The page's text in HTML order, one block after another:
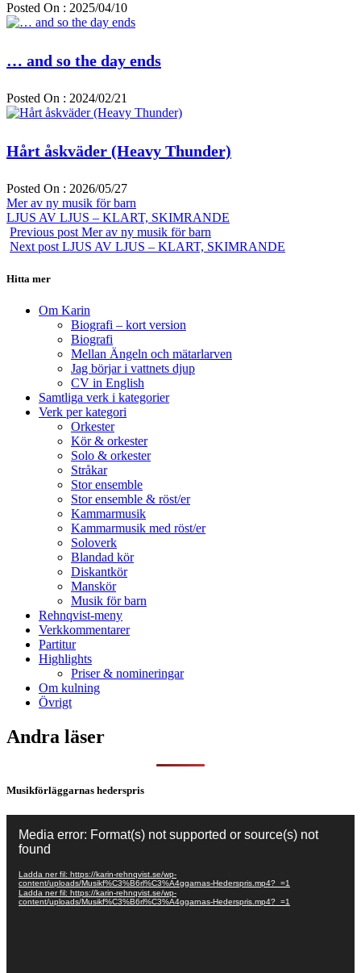
Posted On : 2025/04/10
… and so the day ends
Posted On : 2024/02/21
Hårt åskväder (Heavy Thunder)
Posted On : 2026/05/27
Inläggsnavigering
Previous
post:
Mer av ny musik för barn
Next
post:
LJUS AV LJUS – KLART, SKIMRANDE
Previous post Mer av ny musik för barn
Next post LJUS AV LJUS – KLART, SKIMRANDE
Hitta mer
Om Karin
Biografi – kort version
Biografi
Mellan Ängeln och mätarlarven
Jag börjar i vattnets djup
CV in English
Samtliga verk i kategorier
Verk per kategori
Orkester
Kör & orkester
Solo & orkester
Stråkar
Stor ensemble
Stor ensemble & röst/er
Kammarmusik
Kammarmusik med röst/er
Soloverk
Blandad kör
Diskantkör
Manskör
Musik för barn
Rehnqvist-meny
Verkkommentarer
Partitur
Highlights
Priser & nomineringar
Om kulning
Övrigt
Andra läser
Musikförläggarnas hederspris
Media error: Format(s) not supported or source(s) not
found
Ladda ner fil: https://karin-rehnqvist.se/wp-
content/uploads/Musikf%C3%B6rl%C3%A4ggarnas-Hederspris.mp4?_=1
Ladda ner fil: https://karin-rehnqvist.se/wp-
content/uploads/Musikf%C3%B6rl%C3%A4ggarnas-Hederspris.mp4?_=1